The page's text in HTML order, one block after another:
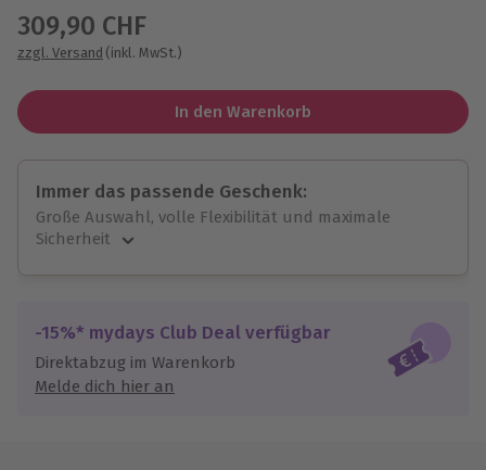
309,90 CHF
zzgl. Versand (inkl. MwSt.)
In den Warenkorb
Immer das passende Geschenk:
Große Auswahl, volle Flexibilität und maximale
Sicherheit
Jeder Gutschein für alle Erlebnisse einlösbar.
Maximale Sicherheit
10 Jahre gültig & verlängerbar.
-15%* mydays Club Deal verfügbar
Direktabzug im Warenkorb
Melde dich hier an